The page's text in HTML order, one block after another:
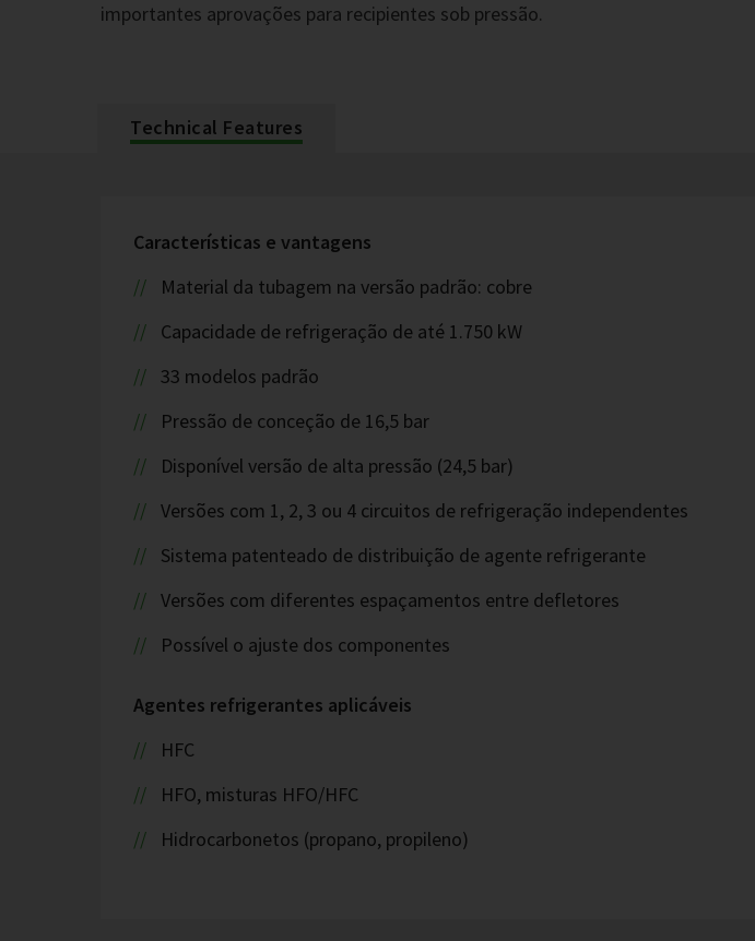
importantes aprovações para recipientes sob pressão.
Technical Features
Características e vantagens
Material da tubagem na versão padrão: cobre
Capacidade de refrigeração de até 1.750 kW
33 modelos padrão
Pressão de conceção de 16,5 bar
Disponível versão de alta pressão (24,5 bar)
Versões com 1, 2, 3 ou 4 circuitos de refrigeração independentes
Sistema patenteado de distribuição de agente refrigerante
Versões com diferentes espaçamentos entre defletores
Possível o ajuste dos componentes
Agentes refrigerantes aplicáveis
HFC
HFO, misturas HFO/HFC
Hidrocarbonetos (propano, propileno)